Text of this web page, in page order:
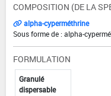
COMPOSITION (DE LA
alpha-cyperméthrine
Sous forme de : alpha-
FORMULATION
Granulé
dispersable